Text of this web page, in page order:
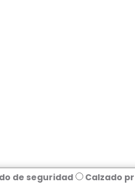
de seguridad Calzado